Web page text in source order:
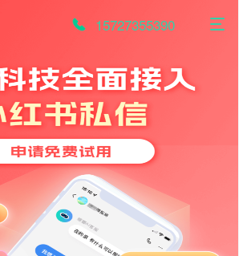
15727355390